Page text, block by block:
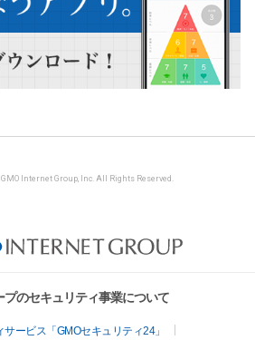
Internet Group, Inc. All Rights Reserved.
のセキュリティ事業について
ービス「GMOセキュリティ24」